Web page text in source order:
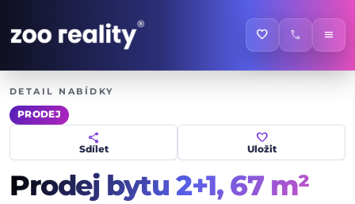
favorite call menu
DETAIL NABÍDKY
PRODEJ
share
Sdílet
favorite
Uložit
Prodej bytu 2+1, 67 m²